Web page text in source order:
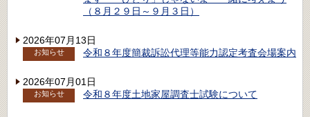
（８月２９日～９月３日）
2026年07月13日
お知らせ 令和８年度簡裁訴訟代理等能力認定考査会場案内
2026年07月01日
お知らせ 令和８年度土地家屋調査士試験について